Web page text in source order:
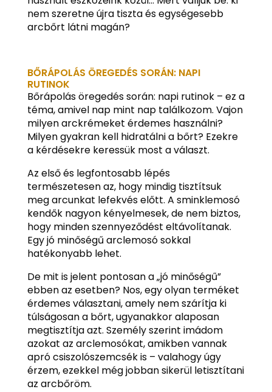
nem szeretne újra tiszta és egységesebb
arcbőrt látni magán?
BŐRÁPOLÁS ÖREGEDÉS SORÁN: NAPI
RUTINOK
Bőrápolás öregedés során: napi rutinok – ez a
téma, amivel nap mint nap találkozom. Vajon
milyen arckrémeket érdemes használni?
Milyen gyakran kell hidratálni a bőrt? Ezekre
a kérdésekre keressük most a választ.
Az első és legfontosabb lépés
természetesen az, hogy mindig tisztítsuk
meg arcunkat lefekvés előtt. A sminklemosó
kendők nagyon kényelmesek, de nem biztos,
hogy minden szennyeződést eltávolítanak.
Egy jó minőségű arclemosó sokkal
hatékonyabb lehet.
De mit is jelent pontosan a „jó minőségű”
ebben az esetben? Nos, egy olyan terméket
érdemes választani, amely nem szárítja ki
túlságosan a bőrt, ugyanakkor alaposan
megtisztítja azt. Személy szerint imádom
azokat az arclemosókat, amikben vannak
apró csiszolószemcsék is – valahogy úgy
érzem, ezekkel még jobban sikerül letisztítani
az arcbőröm.